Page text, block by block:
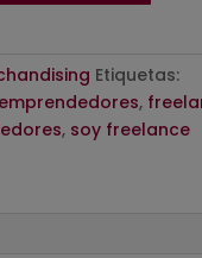
Etiquetas:
emprendedores,
, soy freelance